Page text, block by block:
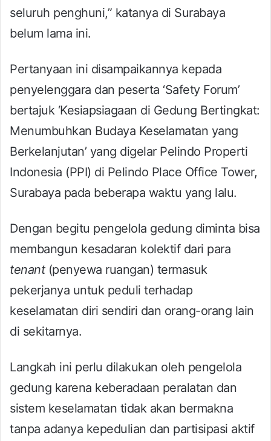
seluruh penghuni,” katanya di Surabaya
belum lama ini.
Pertanyaan ini disampaikannya kepada
penyelenggara dan peserta ‘Safety Forum’
bertajuk ‘Kesiapsiagaan di Gedung Bertingkat:
Menumbuhkan Budaya Keselamatan yang
Berkelanjutan’ yang digelar Pelindo Properti
Indonesia (PPI) di Pelindo Place Office Tower,
Surabaya pada beberapa waktu yang lalu.
Dengan begitu pengelola gedung diminta bisa
membangun kesadaran kolektif dari para
tenant (penyewa ruangan) termasuk
pekerjanya untuk peduli terhadap
keselamatan diri sendiri dan orang-orang lain
di sekitarnya.
Langkah ini perlu dilakukan oleh pengelola
gedung karena keberadaan peralatan dan
sistem keselamatan tidak akan bermakna
tanpa adanya kepedulian dan partisipasi aktif